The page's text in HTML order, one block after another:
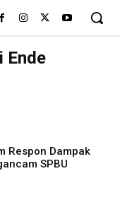
Ende
Respon Dampak
SPBU